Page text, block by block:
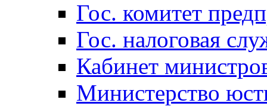
Гос. комитет
Гос. налоговая
Кабинет
Министерство